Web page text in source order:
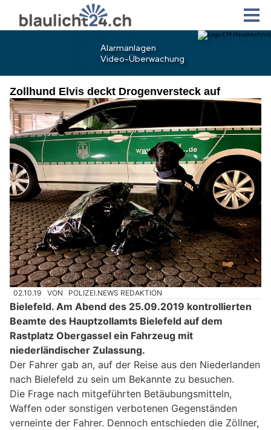
Zollhund Elvis deckt Drogenversteck auf
02.10.19 VON POLIZEI.NEWS REDAKTION
Bielefeld. Am Abend des 25.09.2019 kontrollierten
Beamte des Hauptzollamts Bielefeld auf dem
Rastplatz Obergassel ein Fahrzeug mit
niederländischer Zulassung.
Der Fahrer gab an, auf der Reise aus den Niederlanden
nach Bielefeld zu sein um Bekannte zu besuchen.
Die Frage nach mitgeführten Betäubungsmitteln,
Waffen oder sonstigen verbotenen Gegenständen
verneinte der Fahrer. Dennoch entschieden die Zöllner,